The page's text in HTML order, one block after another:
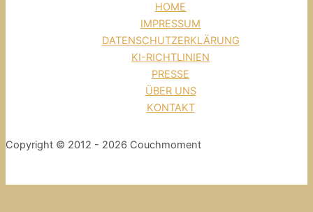
HOME
IMPRESSUM
DATENSCHUTZERKLÄRUNG
KI-RICHTLINIEN
PRESSE
ÜBER UNS
KONTAKT
Copyright © 2012 - 2026 Couchmoment